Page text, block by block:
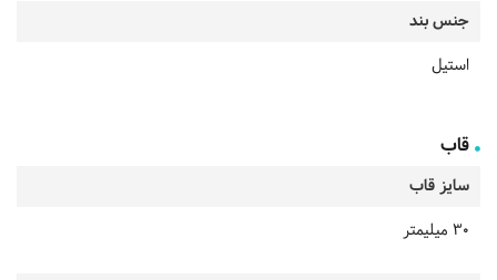
جنس بند
استیل
قاب
سایز قاب
30 میلیمتر